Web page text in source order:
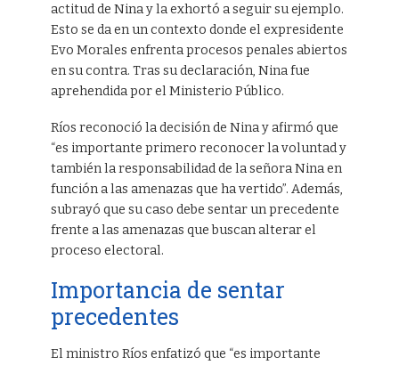
actitud de Nina y la exhortó a seguir su ejemplo.
Esto se da en un contexto donde el expresidente
Evo Morales enfrenta procesos penales abiertos
en su contra. Tras su declaración, Nina fue
aprehendida por el Ministerio Público.
Ríos reconoció la decisión de Nina y afirmó que
“es importante primero reconocer la voluntad y
también la responsabilidad de la señora Nina en
función a las amenazas que ha vertido”. Además,
subrayó que su caso debe sentar un precedente
frente a las amenazas que buscan alterar el
proceso electoral.
Importancia de sentar
precedentes
El ministro Ríos enfatizó que “es importante